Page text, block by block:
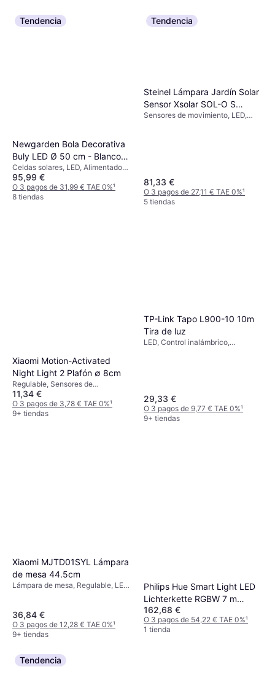
Tendencia
Newgarden Bola Decorativa
Buly LED Ø 50 cm - Blanco
Iluminación de Suelo
Celdas solares, LED, Alimentado
por batería, Transparente, Blanco,
Plástico
95,99 €
O 3 pagos de 31,99 € TAE 0%¹
8 tiendas
Tendencia
Steinel Lámpara Jardín Solar
Sensor Xsolar SOL-O S
Antracita 052959 Aplique de
Sensores de movimiento, LED,
81,33 €
O 3 pagos de 27,11 € TAE 0%¹
5 tiendas
Xiaomi Motion-Activated
Night Light 2 Plafón ∅ 8cm
Regulable, Sensores de
movimiento, Blanco, Plástico
11,34 €
O 3 pagos de 3,78 € TAE 0%¹
9+ tiendas
TP-Link Tapo L900-10 10m
Tira de luz
LED, Control inalámbrico,
29,33 €
O 3 pagos de 9,77 € TAE 0%¹
9+ tiendas
Xiaomi MJTD01SYL Lámpara
de mesa 44.5cm
Lámpara de mesa, Regulable, LED,
36,84 €
O 3 pagos de 12,28 € TAE 0%¹
9+ tiendas
Philips Hue Smart Light LED
Lichterkette RGBW 7 m
Cadena de Luces
162,68 €
O 3 pagos de 54,22 € TAE 0%¹
1 tienda
Tendencia